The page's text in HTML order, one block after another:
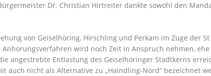
Dr. Christian Hirtreiter dankte sowohl den
von Geiselhöring, Hirschling und Perkam im Zuge der St
wird noch Zeit in Anspruch nehmen,
angestrebte Entlastung des Geiselhöringer Stadtkerns
nicht als Alternative zu „Haindling-Nord“ bezeichnet